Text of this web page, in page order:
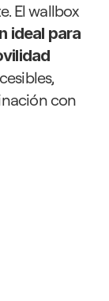
El wallbox
ideal para
con